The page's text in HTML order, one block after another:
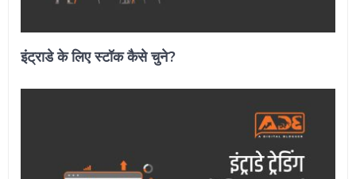
इंट्राडे के लिए स्टॉक कैसे चुने?